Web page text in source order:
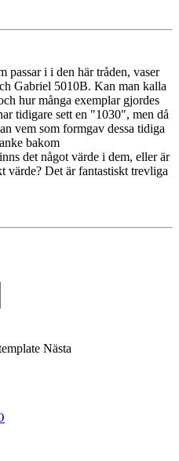
passar i i den här tråden, vaser
Gabriel 5010B. Kan man kalla
hur många exemplar gjordes
tidigare sett en "1030", men då
vem som formgav dessa tidiga
bakom
det något värde i dem, eller är
värde? Det är fantastiskt trevliga
Nästa